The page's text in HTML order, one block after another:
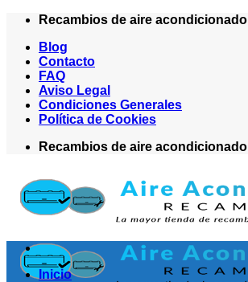
Saltar
contenido
Recambios de aire acondicionado
Blog
Contacto
FAQ
Aviso Legal
Condiciones Generales
Política de Cookies
Recambios de aire acondicionado
Inicio